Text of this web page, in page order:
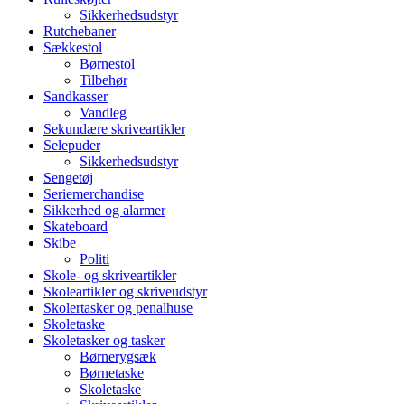
Sikkerhedsudstyr
Rutchebaner
Sækkestol
Børnestol
Tilbehør
Sandkasser
Vandleg
Sekundære skriveartikler
Selepuder
Sikkerhedsudstyr
Sengetøj
Seriemerchandise
Sikkerhed og alarmer
Skateboard
Skibe
Politi
Skole- og skriveartikler
Skoleartikler og skriveudstyr
Skolertasker og penalhuse
Skoletaske
Skoletasker og tasker
Børnerygsæk
Børnetaske
Skoletaske